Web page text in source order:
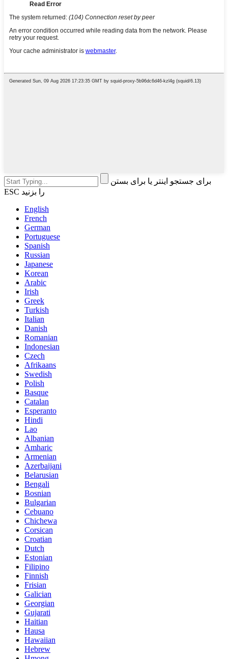
برای جستجو اینتر یا برای بستن
ESC را بزنید
English
French
German
Portuguese
Spanish
Russian
Japanese
Korean
Arabic
Irish
Greek
Turkish
Italian
Danish
Romanian
Indonesian
Czech
Afrikaans
Swedish
Polish
Basque
Catalan
Esperanto
Hindi
Lao
Albanian
Amharic
Armenian
Azerbaijani
Belarusian
Bengali
Bosnian
Bulgarian
Cebuano
Chichewa
Corsican
Croatian
Dutch
Estonian
Filipino
Finnish
Frisian
Galician
Georgian
Gujarati
Haitian
Hausa
Hawaiian
Hebrew